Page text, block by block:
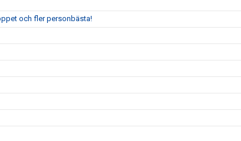
och fler personbästa!